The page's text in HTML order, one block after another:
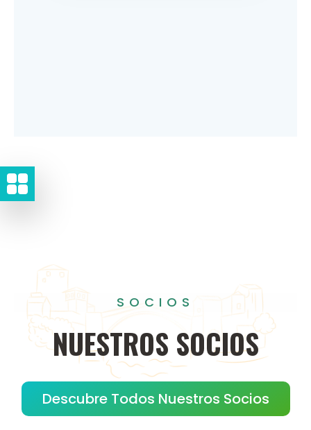
SOCIOS
NUESTROS SOCIOS
Descubre Todos Nuestros Socios